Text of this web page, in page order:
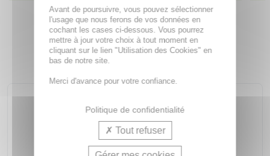
NOS COUPS DE COEUR
Avant de poursuivre, vous pouvez sélectionner
l'usage que nous ferons de vos données en
cochant les cases ci-dessous. Vous pourrez
mettre à jour votre choix à tout moment en
cliquant sur le lien "Utilisation des Cookies" en
bas de notre site.
Merci d'avance pour votre confiance.
Politique de confidentialité
Tout refuser